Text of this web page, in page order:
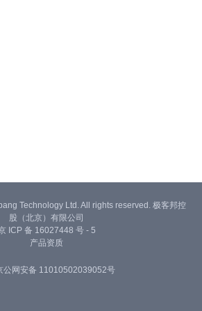
Technology Ltd. All rights reserved. 极客邦控
股（北京）有限公司
ICP 备 16027448 号 - 5
产品资质
公网安备 11010502039052号